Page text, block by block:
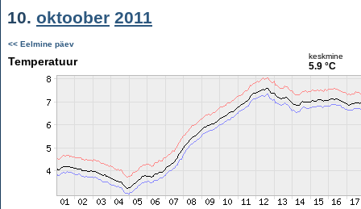
10. oktoober 2011
<< Eelmine päev
Temperatuur keskmine
5.9 °C